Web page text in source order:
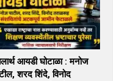
आयडी घोटाळा : मनोज
शरद शिंदे, विनोद